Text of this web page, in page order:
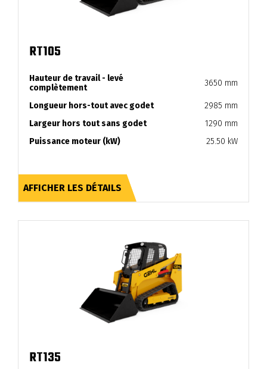
RT105
Hauteur de travail - levé
complètement
3650 mm
Longueur hors-tout avec godet
2985 mm
Largeur hors tout sans godet
1290 mm
Puissance moteur (kW)
25.50 kW
AFFICHER LES DÉTAILS
RT135